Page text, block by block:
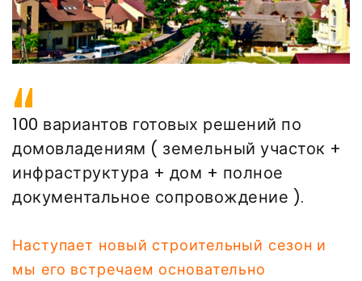
100 вариантов готовых решений по
домовладениям ( земельный участок +
инфраструктура + дом + полное
документальное сопровождение ).
Наступает новый строительный сезон и
мы его встречаем основательно